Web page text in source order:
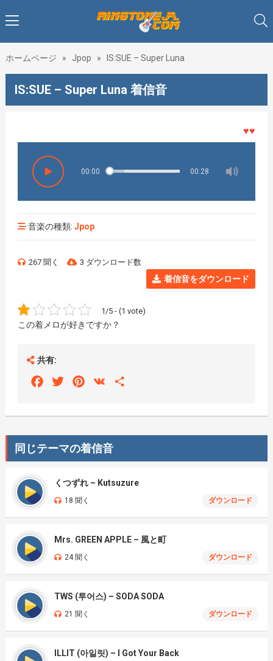
ホームページ » Jpop » IS:SUE – Super Luna
IS:SUE – Super Luna 着信音
♥♥♥着メ
00:00 00:28
音楽の種類: Jpop
267 聞く 3 ダウンロード数
着信音をダウンロード
1/5 - (1 vote)
この着メロが好きですか？
共有:
FacebookTwitterPinterest
VK
同じテーマの着信音
くつずれ – Kutsuzure
18 聞く ダウンロード
Mrs. GREEN APPLE – 風と町
24 聞く ダウンロード
TWS (투어스) – SODA SODA
21 聞く ダウンロード
ILLIT (아일릿) – I Got Your Back